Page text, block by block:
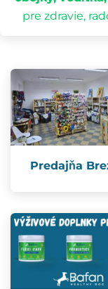
pre zdravie,
Predajňa